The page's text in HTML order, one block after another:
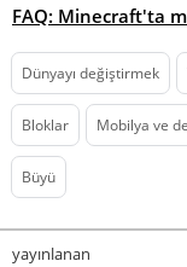
FAQ: Minecraft'ta
Dünyayı değiştirmek
Bloklar Mobilya ve
Büyü
yayınlanan